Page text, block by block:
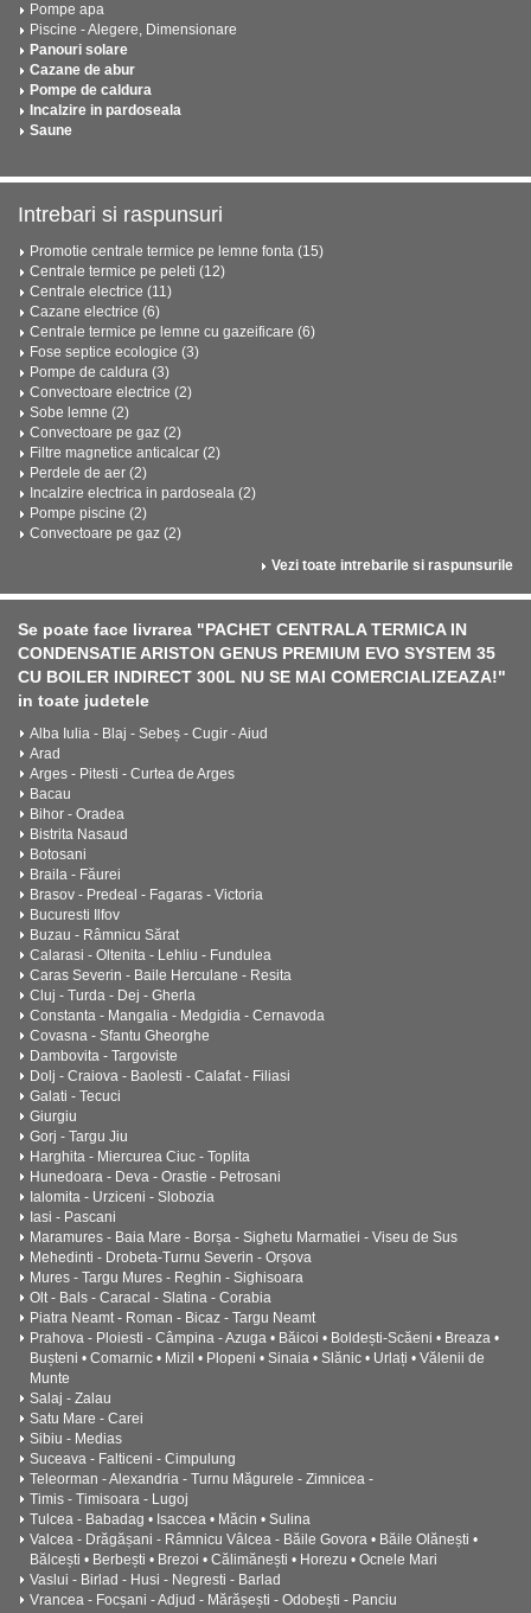
Pompe apa
Piscine - Alegere, Dimensionare
Panouri solare
Cazane de abur
Pompe de caldura
Incalzire in pardoseala
Saune
Intrebari si raspunsuri
Promotie centrale termice pe lemne fonta (15)
Centrale termice pe peleti (12)
Centrale electrice (11)
Cazane electrice (6)
Centrale termice pe lemne cu gazeificare (6)
Fose septice ecologice (3)
Pompe de caldura (3)
Convectoare electrice (2)
Sobe lemne (2)
Convectoare pe gaz (2)
Filtre magnetice anticalcar (2)
Perdele de aer (2)
Incalzire electrica in pardoseala (2)
Pompe piscine (2)
Convectoare pe gaz (2)
Vezi toate intrebarile si raspunsurile
Se poate face livrarea "PACHET CENTRALA TERMICA IN
CONDENSATIE ARISTON GENUS PREMIUM EVO SYSTEM 35
CU BOILER INDIRECT 300L NU SE MAI COMERCIALIZEAZA!"
in toate judetele
Alba Iulia - Blaj - Sebeș - Cugir - Aiud
Arad
Arges - Pitesti - Curtea de Arges
Bacau
Bihor - Oradea
Bistrita Nasaud
Botosani
Braila - Făurei
Brasov - Predeal - Fagaras - Victoria
Bucuresti Ilfov
Buzau - Râmnicu Sărat
Calarasi - Oltenita - Lehliu - Fundulea
Caras Severin - Baile Herculane - Resita
Cluj - Turda - Dej - Gherla
Constanta - Mangalia - Medgidia - Cernavoda
Covasna - Sfantu Gheorghe
Dambovita - Targoviste
Dolj - Craiova - Baolesti - Calafat - Filiasi
Galati - Tecuci
Giurgiu
Gorj - Targu Jiu
Harghita - Miercurea Ciuc - Toplita
Hunedoara - Deva - Orastie - Petrosani
Ialomita - Urziceni - Slobozia
Iasi - Pascani
Maramures - Baia Mare - Borșa - Sighetu Marmatiei - Viseu de Sus
Mehedinti - Drobeta-Turnu Severin - Orșova
Mures - Targu Mures - Reghin - Sighisoara
Olt - Bals - Caracal - Slatina - Corabia
Piatra Neamt - Roman - Bicaz - Targu Neamt
Prahova - Ploiesti - Câmpina - Azuga • Băicoi • Boldești-Scăeni • Breaza •
Bușteni • Comarnic • Mizil • Plopeni • Sinaia • Slănic • Urlați • Vălenii de
Munte
Salaj - Zalau
Satu Mare - Carei
Sibiu - Medias
Suceava - Falticeni - Cimpulung
Teleorman - Alexandria - Turnu Măgurele - Zimnicea -
Timis - Timisoara - Lugoj
Tulcea - Babadag • Isaccea • Măcin • Sulina
Valcea - Drăgășani - Râmnicu Vâlcea - Băile Govora • Băile Olănești •
Bălcești • Berbești • Brezoi • Călimănești • Horezu • Ocnele Mari
Vaslui - Birlad - Husi - Negresti - Barlad
Vrancea - Focșani - Adjud - Mărășești - Odobești - Panciu